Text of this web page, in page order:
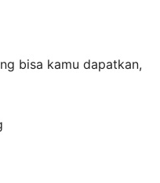
bisa kamu dapatkan,